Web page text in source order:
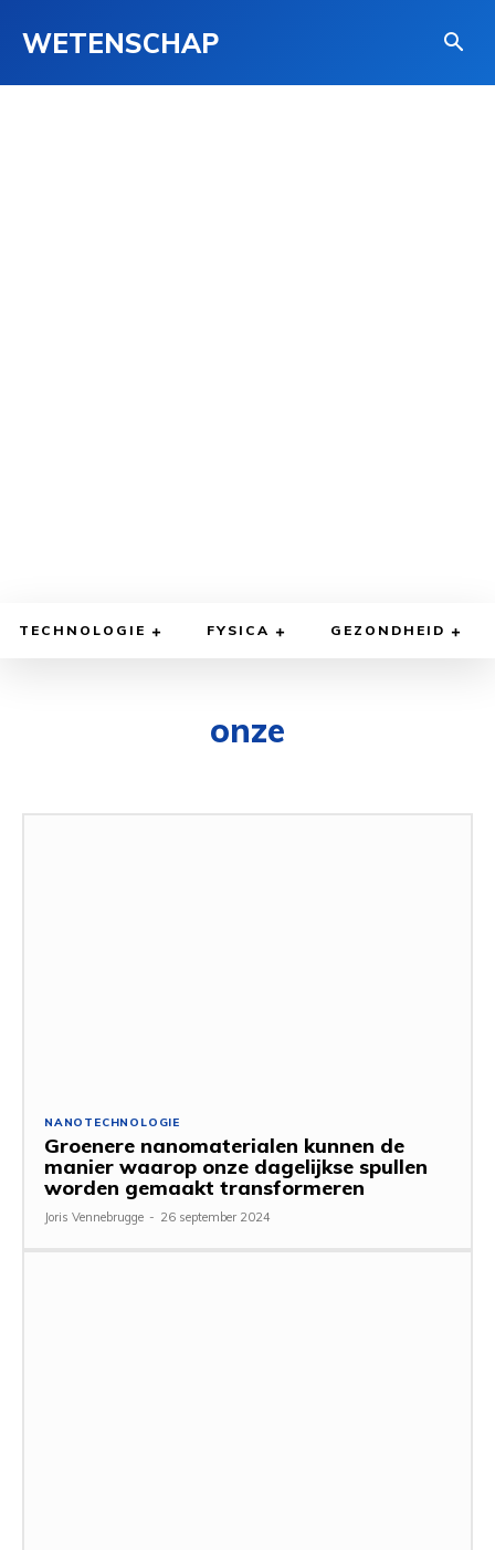
WETENSCHAP
TECHNOLOGIE FYSICA GEZONDHEID
onze
NANOTECHNOLOGIE
Groenere nanomaterialen kunnen de
manier waarop onze dagelijkse spullen
worden gemaakt transformeren
Joris Vennebrugge - 26 september 2024